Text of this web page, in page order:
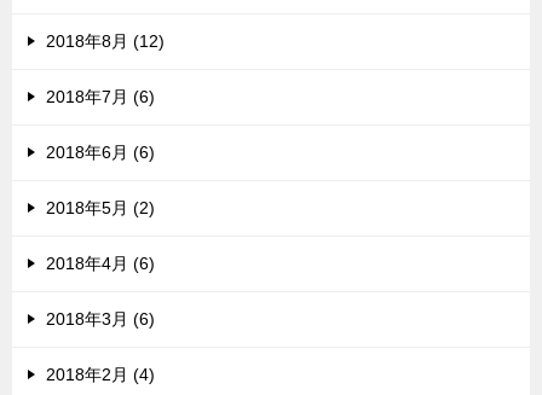
2018年8月 (12)
2018年7月 (6)
2018年6月 (6)
2018年5月 (2)
2018年4月 (6)
2018年3月 (6)
2018年2月 (4)